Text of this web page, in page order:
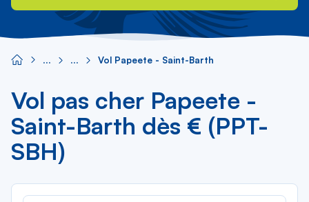
Vol Papeete - Saint-Barth
Vol pas cher Papeete -
Saint-Barth dès € (PPT-
SBH)